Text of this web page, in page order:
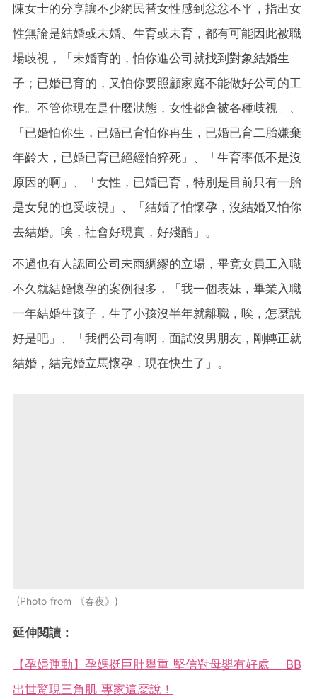
陳女士的分享讓不少網民替女性感到忿忿不平，指出女
性無論是結婚或未婚、生育或未育，都有可能因此被職
場歧視，「未婚育的，怕你進公司就找到對象結婚生
子；已婚已育的，又怕你要照顧家庭不能做好公司的工
作。不管你現在是什麼狀態，女性都會被各種歧視」、
「已婚怕你生，已婚已育怕你再生，已婚已育二胎嫌棄
年齡大，已婚已育已絕經怕猝死」、「生育率低不是沒
原因的啊」、「女性，已婚已育，特別是目前只有一胎
是女兒的也受歧視」、「結婚了怕懷孕，沒結婚又怕你
去結婚。唉，社會好現實，好殘酷」。
不過也有人認同公司未雨綢繆的立場，畢竟女員工入職
不久就結婚懷孕的案例很多，「我一個表妹，畢業入職
一年結婚生孩子，生了小孩沒半年就離職，唉，怎麼說
好是吧」、「我們公司有啊，面試沒男朋友，剛轉正就
結婚，結完婚立馬懷孕，現在快生了」。
Photo from 《春夜》
延伸閱讀：
【孕婦運動】孕媽挺巨肚舉重 堅信對母嬰有好處 BB
出世驚現三角肌 專家這麼說！